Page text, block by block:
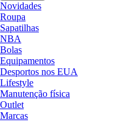
Novidades
Roupa
Sapatilhas
NBA
Bolas
Equipamentos
Desportos nos EUA
Lifestyle
Manutenção física
Outlet
Marcas